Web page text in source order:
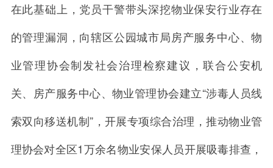
在此基础上，党员干警带头深挖物业保安行业存在
的管理漏洞，向辖区公园城市局房产服务中心、物
业管理协会制发社会治理检察建议，联合公安机
关、房产服务中心、物业管理协会建立“涉毒人员线
索双向移送机制” ，开展专项综合治理，推动物业管
理协会对全区1万余名物业安保人员开展吸毒排查，